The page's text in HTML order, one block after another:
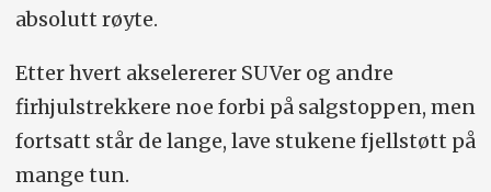
absolutt røyte.
Etter hvert akselererer SUVer og andre
firhjulstrekkere noe forbi på salgstoppen, men
fortsatt står de lange, lave stukene fjellstøtt på
mange tun.